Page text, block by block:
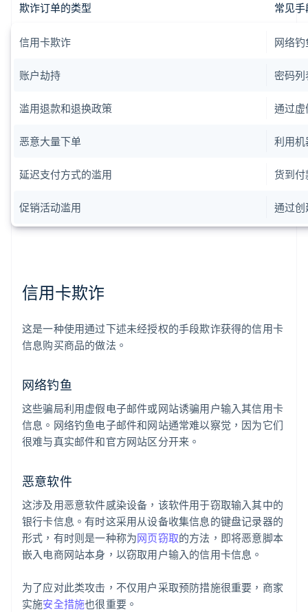
欺诈订单的类型 常见手
信用卡欺诈 网络
账户劫持 密码
滥用退款和退换政策 通过
恶意大量下单 利用
延迟支付方式的滥用 货到
促销活动滥用 通过
信用卡欺诈
这是一种使用通过下述未经授权的手段欺诈获得的信用卡
信息购买商品的做法。
网络钓鱼
这些骗局利用虚假电子邮件或网站诱骗用户输入其信用卡
信息。网络钓鱼电子邮件和网站通常难以察觉，因为它们
很难与真实邮件和官方网站区分开来。
恶意软件
这涉及用恶意软件感染设备，该软件用于窃取输入其中的
银行卡信息。有时这采用从设备收集信息的键盘记录器的
形式，有时则是一种称为网页窃取的方法，即将恶意脚本
嵌入电商网站本身，以窃取用户输入的信用卡信息。
为了应对此类攻击，不仅用户采取预防措施很重要，商家
实施安全措施也很重要。